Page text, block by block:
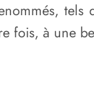
à une